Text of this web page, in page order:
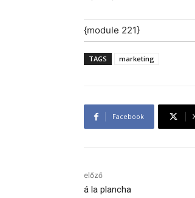
{module 221}
TAGS marketing
Facebook
előző
á la plancha